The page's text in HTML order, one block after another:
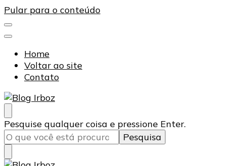
Pular para o conteúdo
Home
Voltar ao site
Contato
Blog Irboz
Blog de Lubrificação Industrial
Procurando
algo?
Pesquise qualquer coisa e pressione Enter.